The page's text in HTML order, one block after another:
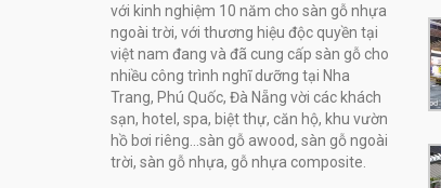
với kinh nghiệm 10 năm cho sàn gỗ nhựa
ngoài trời, với thương hiệu độc quyền tại
việt nam đang và đã cung cấp sàn gỗ cho
nhiều công trình nghĩ dưỡng tại Nha
Trang, Phú Quốc, Đà Nẵng vời các khách
sạn, hotel, spa, biệt thự, căn hộ, khu vườn
hồ bơi riêng...sàn gỗ awood, sàn gỗ ngoài
trời, sàn gỗ nhựa, gỗ nhựa composite.